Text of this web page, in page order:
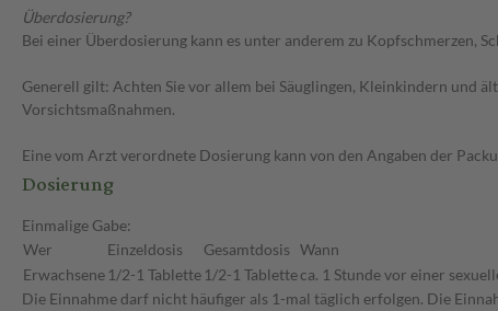
Überdosierung?
Bei einer Überdosierung kann es unter anderem zu Kopfschmerzen,
Generell gilt: Achten Sie vor allem bei Säuglingen, Kleinkindern und
Vorsichtsmaßnahmen.
Eine vom Arzt verordnete Dosierung kann von den Angaben der
Dosierung
Einmalige Gabe:
Wer
Einzeldosis Gesamtdosis Wann
Erwachsene 1/2-1 Tablette 1/2-1 Tabletteca. 1 Stunde vor einer
Die Einnahme darf nicht häufiger als 1-mal täglich erfolgen. Die